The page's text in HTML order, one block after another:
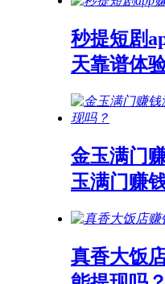
秒提短剧
天靠谱体
金玉满门
玉满门赚
真香大饭